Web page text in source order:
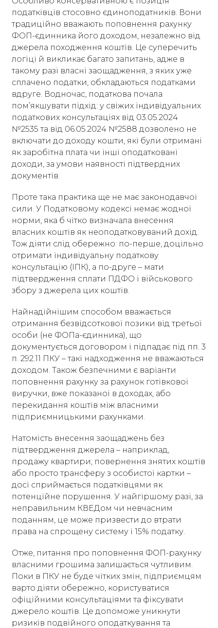
податківців стосовно єдиноподатників. Вони
традиційно вважають поповнення рахунку
ФОП-єдинника його доходом, незалежно від
джерела походження коштів. Це суперечить
логіці й викликає багато запитань, адже в
такому разі власні заощадження, з яких уже
сплачено податки, обкладаються податками
вдруге. Водночас, податкова почала
пом’якшувати підхід: у свіжих індивідуальних
податкових консультаціях від 03.05.2024
№2535 та від 06.05.2024 №2588 дозволено не
включати до доходу кошти, які були отримані
як заробітна плата чи інші оподатковані
доходи, за умови наявності підтвердних
документів.
Проте така практика ще не має законодавчої
сили. У Податковому кодексі немає жодної
норми, яка б чітко визначала внесення
власних коштів як неоподатковуваний дохід.
Тож діяти слід обережно: по-перше, доцільно
отримати індивідуальну податкову
консультацію (ІПК), а по-друге – мати
підтвердження сплати ПДФО і військового
збору з джерела цих коштів.
Найнадійнішим способом вважається
отримання безвідсоткової позики від третьої
особи (не ФОПа-єдинника), що
документується договором і підпадає під пп. 3
п. 292.11 ПКУ – такі надходження не вважаються
доходом. Також безпечними є варіанти
поповнення рахунку за рахунок готівкової
виручки, вже показаної в доходах, або
перекидання коштів між власними
підприємницькими рахунками.
Натомість внесення заощаджень без
підтвердження джерела – наприклад,
продажу квартири, повернення знятих коштів
або просто трансферу з особистої картки –
досі сприймається податківцями як
потенційне порушення. У найгіршому разі, за
неправильним КВЕДом чи невчасним
поданням, це може призвести до втрати
права на спрощену систему і 15% податку.
Отже, питання про поповнення ФОП-рахунку
власними грошима залишається чутливим.
Поки в ПКУ не буде чітких змін, підприємцям
варто діяти обережно, користуватися
офіційними консультаціями та фіксувати
джерело коштів. Це допоможе уникнути
ризиків подвійного оподаткування та